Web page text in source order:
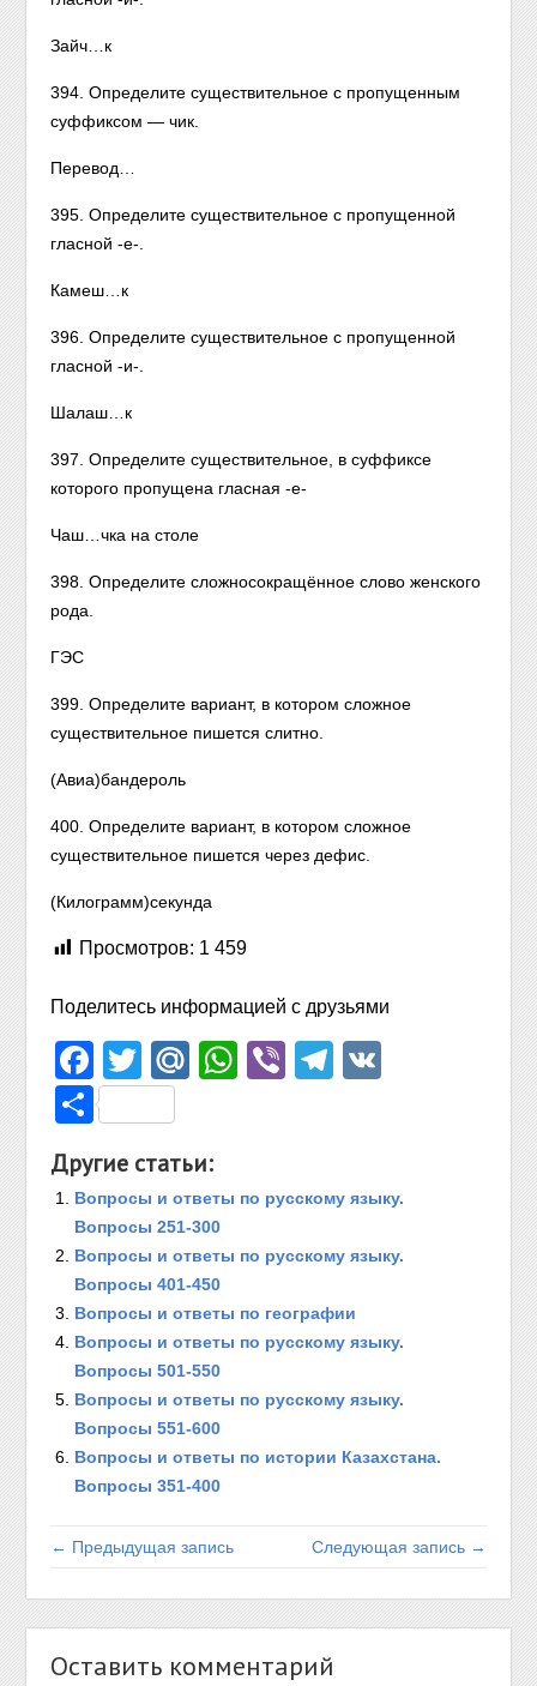
Зайч…к
394. Определите существительное с пропущенным
суффиксом — чик.
Перевод…
395. Определите существительное с пропущенной
гласной -е-.
Камеш…к
396. Определите существительное с пропущенной
гласной -и-.
Шалаш…к
397. Определите существительное, в суффиксе
которого пропущена гласная -е-
Чаш…чка на столе
398. Определите сложносокращённое слово женского
рода.
ГЭС
399. Определите вариант, в котором сложное
существительное пишется слитно.
(Авиа)бандероль
400. Определите вариант, в котором сложное
существительное пишется через дефис.
(Килограмм)секунда
Просмотров: 1 459
Поделитесь информацией с друзьями
Facebook
TwitterMail.Ru
WhatsApp
ViberTelegram
Отправить
Другие статьи:
Вопросы и ответы по русскому языку.
Вопросы 251-300
Вопросы и ответы по русскому языку.
Вопросы 401-450
Вопросы и ответы по географии
Вопросы и ответы по русскому языку.
Вопросы 501-550
Вопросы и ответы по русскому языку.
Вопросы 551-600
Вопросы и ответы по истории Казахстана.
Вопросы 351-400
← Предыдущая запись Следующая запись →
Оставить комментарий